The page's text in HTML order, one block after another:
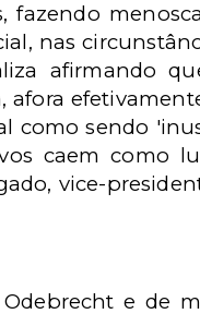
fazendo
nas
afirmando
afora
como sendo
caem como
vice-
e de